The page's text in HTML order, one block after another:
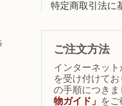
特定商取引法に
ご注文方法
インターネッ
を受け付けて
の手順につきま
物ガイド」 をご